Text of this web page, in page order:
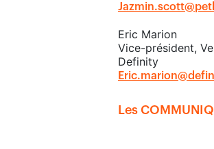
Eric Marion
Vice-président,
Definity
Les